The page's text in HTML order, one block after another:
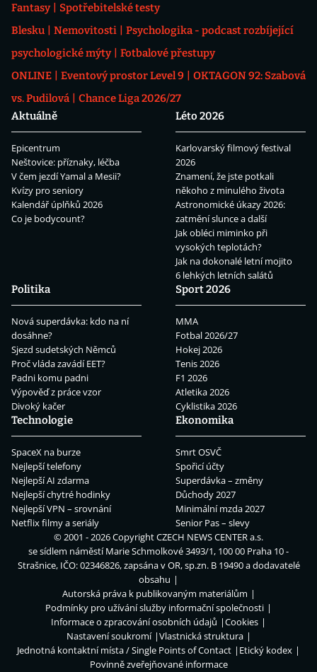
Fantasy
Spotřebitelské testy
Blesku
Nemovitosti
Psychologika - podcast rozbíjející
psychologické mýty
Fotbalové přestupy
ONLINE
Eventový prostor Level 9
OKTAGON 92: Szabová
vs. Pudilová
Chance Liga 2026/27
Aktuálně
Epicentrum
Neštovice: příznaky, léčba
V čem jezdí Yamal a Mesii?
Kvízy pro seniory
Kalendář úplňků 2026
Co je bodycount?
Léto 2026
Karlovarský filmový festival
2026
Znamení, že jste potkali
někoho z minulého života
Astronomické úkazy 2026:
zatmění slunce a další
Jak obléci miminko při
vysokých teplotách?
Jak na dokonalé letní mojito
6 lehkých letních salátů
Politika
Nová superdávka: kdo na ní
dosáhne?
Sjezd sudetských Němců
Proč vláda zavádí EET?
Padni komu padni
Výpověď z práce vzor
Divoký kačer
Sport 2026
MMA
Fotbal 2026/27
Hokej 2026
Tenis 2026
F1 2026
Atletika 2026
Cyklistika 2026
Technologie
SpaceX na burze
Nejlepší telefony
Nejlepší AI zdarma
Nejlepší chytré hodinky
Nejlepší VPN – srovnání
Netflix filmy a seriály
Ekonomika
Smrt OSVČ
Spořicí účty
Superdávka – změny
Důchody 2027
Minimální mzda 2027
Senior Pas – slevy
© 2001 - 2026 CopyrightCZECH NEWS CENTER a.s.
se sídlem náměstí Marie Schmolkové 3493/1, 100 00 Praha 10 -
Strašnice, IČO: 02346826, zapsána v OR, sp.zn. B 19490 a dodavatelé
obsahu
Autorská práva k publikovaným materiálům
Podmínky pro užívání služby informační společnosti
Informace o zpracování osobních údajů
Cookies
Nastavení soukromí
Vlastnická struktura
Jednotná kontaktní místa / Single Points of Contact
Etický kodex
Povinně zveřejňované informace